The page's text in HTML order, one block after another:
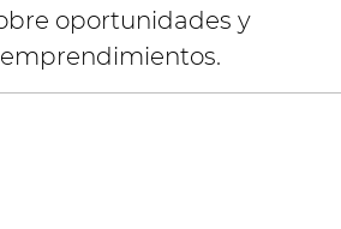
oportunidades y